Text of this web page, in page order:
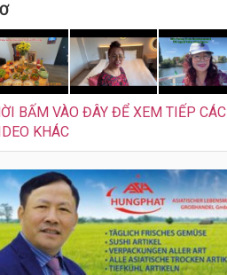
BẤM VÀO ĐÂY ĐỂ XEM TIẾP CÁC
KHÁC